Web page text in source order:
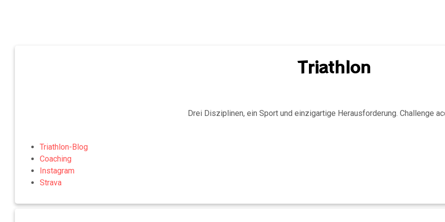
Triathlon
Drei Disziplinen, ein Sport und einzigartige Herausforderung. Challenge
Triathlon-Blog
Coaching
Instagram
Strava